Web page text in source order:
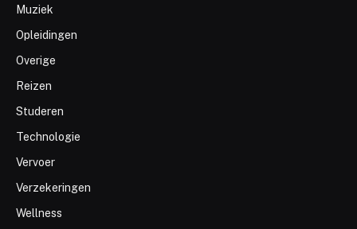
Muziek
Opleidingen
Overige
Reizen
Studeren
Technologie
Vervoer
Verzekeringen
Wellness